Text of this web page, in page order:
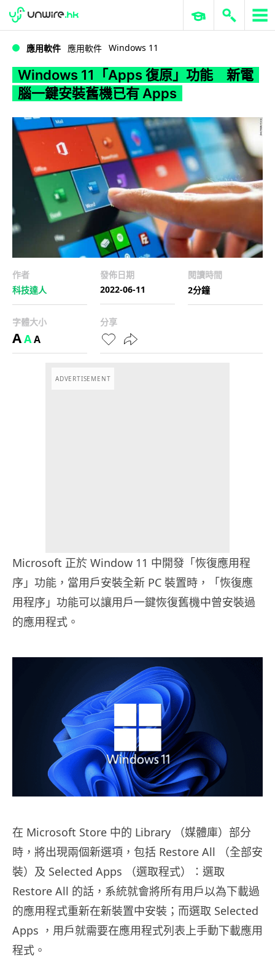
WWDC 2026 ERP 與商業 AI
應用軟件 應用軟件 Windows 11
Windows 11「Apps 復原」功能 新電
腦一鍵安裝舊機已有 Apps
作者
科技達人
發佈日期
2022-06-11
閱讀時間
2分鐘
字體大小
AAA
分享
ADVERTISEMENT
Microsoft 正於 Window 11 中開發「恢復應用程
序」功能，當用戶安裝全新 PC 裝置時，「恢復應
用程序」功能可以讓用戶一鍵恢復舊機中曾安裝過
的應用程式。
在 Microsoft Store 中的 Library （媒體庫）部分
時，將出現兩個新選項，包括 Restore All （全部安
裝）及 Selected Apps （選取程式）：選取
Restore All 的話，系統就會將所有用戶以為下載過
的應用程式重新在新裝置中安裝；而選取 Selected
Apps ，用戶就需要在應用程式列表上手動下載應用
程式。